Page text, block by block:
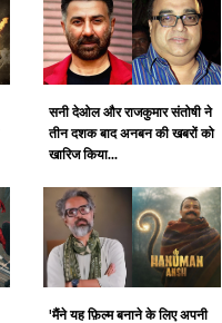
सनी देओल और राजकुमार संतोषी ने
तीन दशक बाद अनबन की खबरों को
खारिज किया...
'मैंने यह फ़िल्म बनाने के लिए अपनी